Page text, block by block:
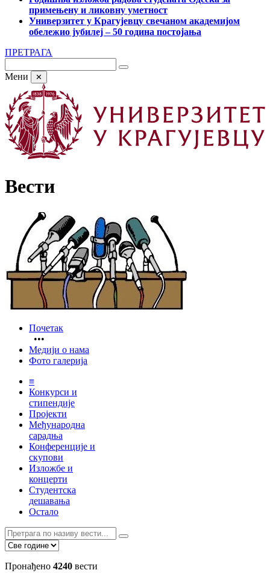
примењену и ликовну уметност
Универзитет у Крагујевцу свечаном академијом
обележио јубилеј – 50 година постојања
ПРЕТРАГА
Мени ✕
Вести
Почетак
•••
Медији о нама
Фото галерија
≡
Конкурси и
стипендије
Пројекти
Међународна
сарадња
Конференције и
скупови
Изложбе и
концерти
Студентска
дешавања
Остало
Пронађено 4240 вести